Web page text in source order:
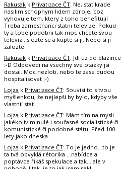
Rakusak k Privatizace ČT: Ne, stat krade
nasilim schopnym lidem zdroje, coz
vyhovuje tem, ktery z toho benefituji!
Treba zamestnanci statni televize. Pokud
ty a tobe podobni tak moc chcete svou
televizi, slozte se a kupte si ji. Nebo si ji
zalozte.
Rakusak k Privatizace ČT: Jdi uz do blazince
:-D Odpovedi na vsechny sve otazky jsi
dostal. Moc nezlob, nebo te zase budou
hospitalisovat ;-)
Lojza k Privatizace ČT: Souvisí to s tvou
myšlenkou, že nejlepší by bylo, kdyby vše
vlastnil stat
Lojza k Privatizace ČT: Mám tím na mysli
jakékoliv minulé i současné socialistické či
komunistické či podobné státu. Před 100
lety jako dneska.
Lojza k Privatizace ČT: To je jedno...to je
ta tvá obvyklá rétorika....nabídce a
poptávce říkáš spekulace a tak....ale v